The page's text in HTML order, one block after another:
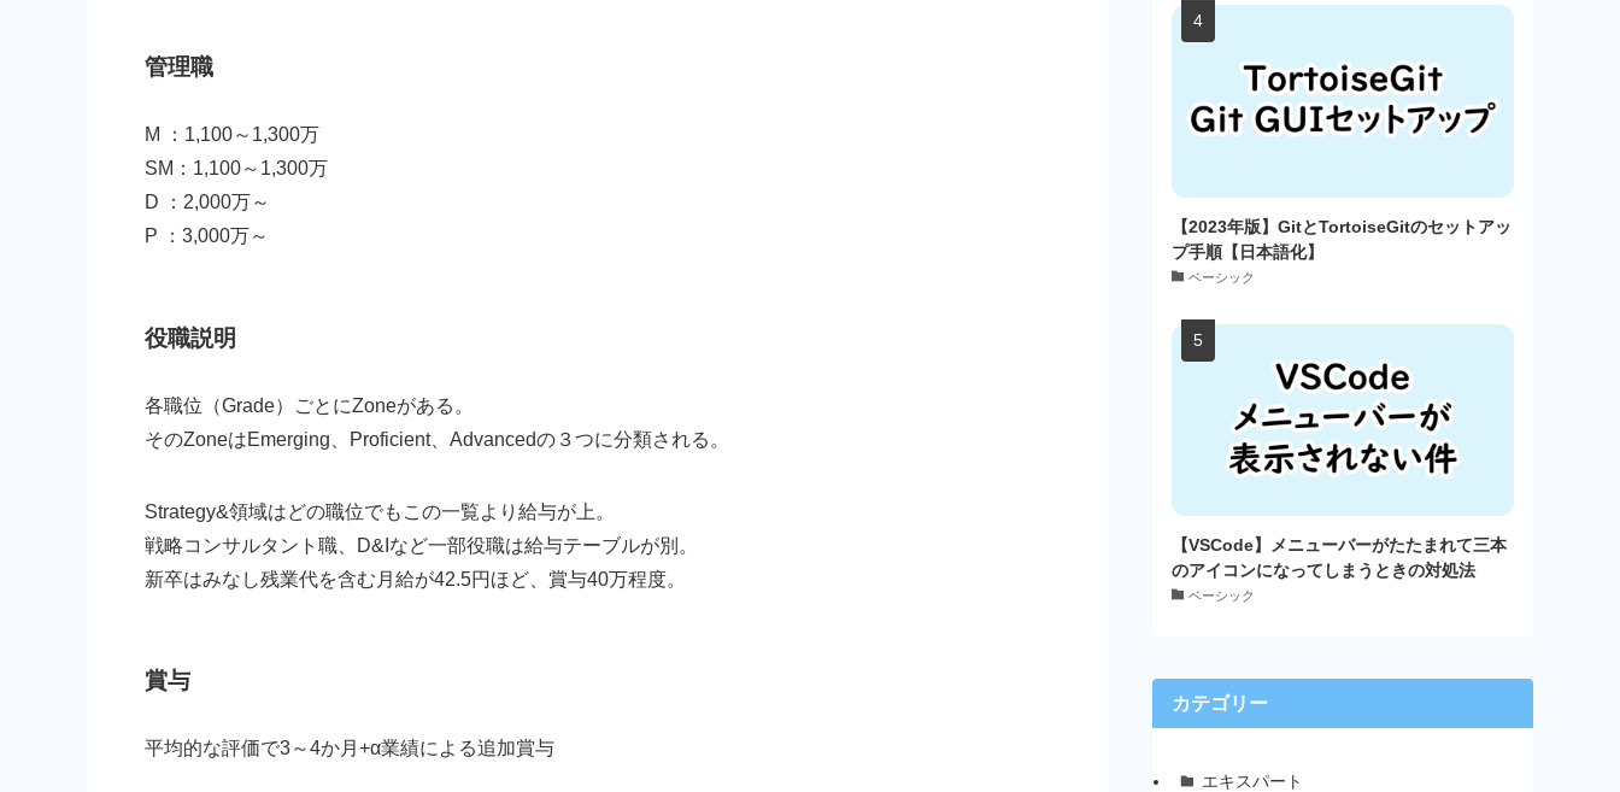
管理職
M ：1,100～1,300万
SM：1,100～1,300万
D ：2,000万～
P ：3,000万～
役職説明
各職位（Grade）ごとにZoneがある。
そのZoneはEmerging、Proficient、Advancedの３つに分類される。
Strategy&領域はどの職位でもこの一覧より給与が上。
戦略コンサルタント職、D&Iなど一部役職は給与テーブルが別。
新卒はみなし残業代を含む月給が42.5円ほど、賞与40万程度。
賞与
平均的な評価で3～4か月+α業績による追加賞与
【2023年版】GitとTortoiseGitのセットアッ
プ手順【日本語化】
ベーシック
【VSCode】メニューバーがたたまれて三本
のアイコンになってしまうときの対処法
ベーシック
カテゴリー
エキスパート